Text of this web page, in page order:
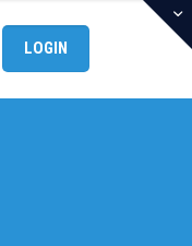
LOGIN